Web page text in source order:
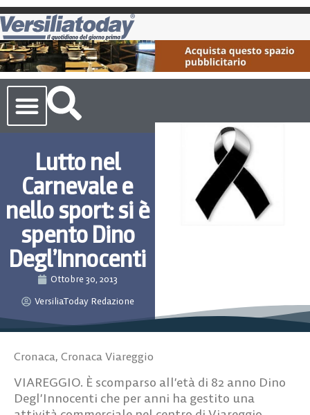
Lutto nel
Carnevale e
nello sport: si è
spento Dino
Degl’Innocenti
Ottobre 30, 2013
VersiliaToday Redazione
Cronaca, Cronaca Viareggio
VIAREGGIO. È scomparso all’età di 82 anno Dino
Degl’Innocenti che per anni ha gestito una